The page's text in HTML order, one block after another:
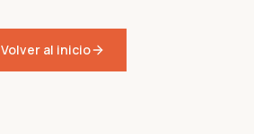
Volver al inicio